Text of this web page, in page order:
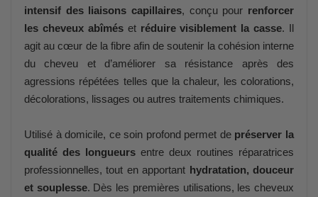
intensif des liaisons capillaires, conçu pour renforcer
les cheveux abîméset réduire visiblement la casse. Il
agit au cœur de la fibre afin de soutenir la cohésion interne
du cheveu et d’améliorer sa résistance après des
agressions répétées telles que la chaleur, les colorations,
décolorations, lissages ou autres traitements chimiques.
Utilisé à domicile, ce soin profond permet de préserver la
qualité des longueurs entre deux routines réparatrices
professionnelles, tout en apportant hydratation, douceur
et souplesse. Dès les premières utilisations, les cheveux